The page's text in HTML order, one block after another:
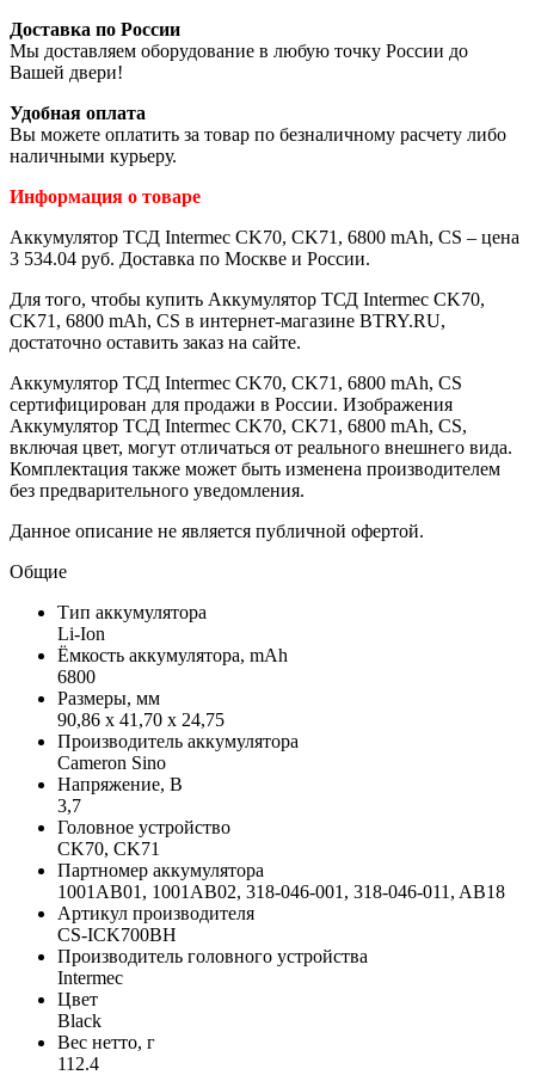
Доставка по России
Мы доставляем оборудование в любую точку России до
Вашей двери!
Удобная оплата
Вы можете оплатить за товар по безналичному расчету либо
наличными курьеру.
Информация о товаре
Аккумулятор ТСД Intermec CK70, CK71, 6800 mAh, CS – цена
3 534.04 руб. Доставка по Москве и России.
Для того, чтобы купить Аккумулятор ТСД Intermec CK70,
CK71, 6800 mAh, CS в интернет-магазине BTRY.RU,
достаточно оставить заказ на сайте.
Аккумулятор ТСД Intermec CK70, CK71, 6800 mAh, CS
сертифицирован для продажи в России. Изображения
Аккумулятор ТСД Intermec CK70, CK71, 6800 mAh, CS,
включая цвет, могут отличаться от реального внешнего вида.
Комплектация также может быть изменена производителем
без предварительного уведомления.
Данное описание не является публичной офертой.
Общие
Тип аккумулятора
Li-Ion
Ёмкость аккумулятора, mAh
6800
Размеры, мм
90,86 x 41,70 x 24,75
Производитель аккумулятора
Cameron Sino
Напряжение, В
3,7
Головное устройство
CK70, CK71
Партномер аккумулятора
1001AB01, 1001AB02, 318-046-001, 318-046-011, AB18
Артикул производителя
CS-ICK700BH
Производитель головного устройства
Intermec
Цвет
Black
Вес нетто, г
112.4